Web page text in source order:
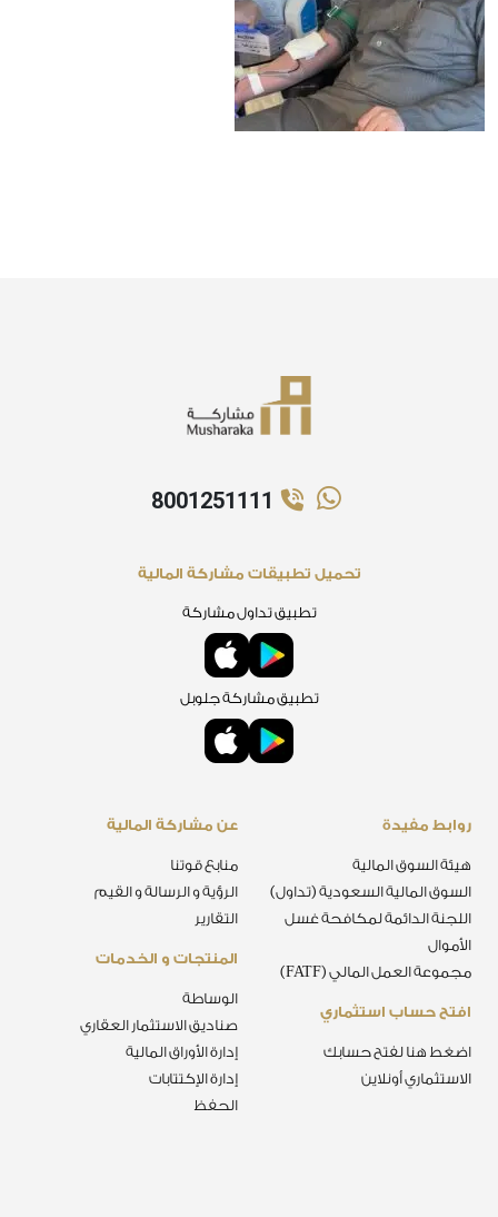
8001251111
المنتجات و الخدمات
الوساطة
صناديق الاستثمار العقاري
إدارة الأوراق المالية
إدارة الإكتتابات
الحفظ
عن مشاركة المالية
منابع قوتنا
الرؤية و الرسالة و القيم
التقارير
افتح حساب استثماري
اضغط هنا لفتح حسابك
الاستثماري أونلاين
روابط مفيدة
هيئة السوق المالية
السوق المالية السعودية (تداول)
اللجنة الدائمة لمكافحة غسل
الأموال
مجموعة العمل المالي (FATF)
تحميل تطبيقات مشاركة المالية
تطبيق تداول مشاركة
تطبيق مشاركة جلوبل